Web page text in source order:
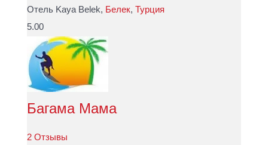
Отель Kaya Belek, Белек, Турция
5.00
Багама Мама
2 Отзывы